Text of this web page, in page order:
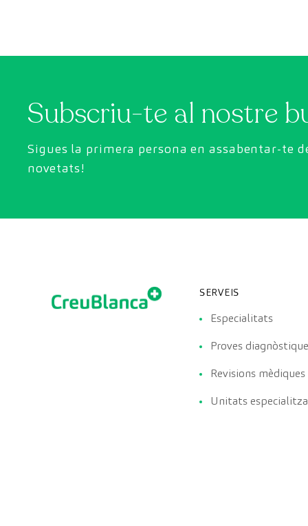
Subscriu-te al nostre
Sigues la primera persona en assabentar-te
novetats!
SERVEIS
Especialitats
Proves
Revisions mèdiques
Unitats